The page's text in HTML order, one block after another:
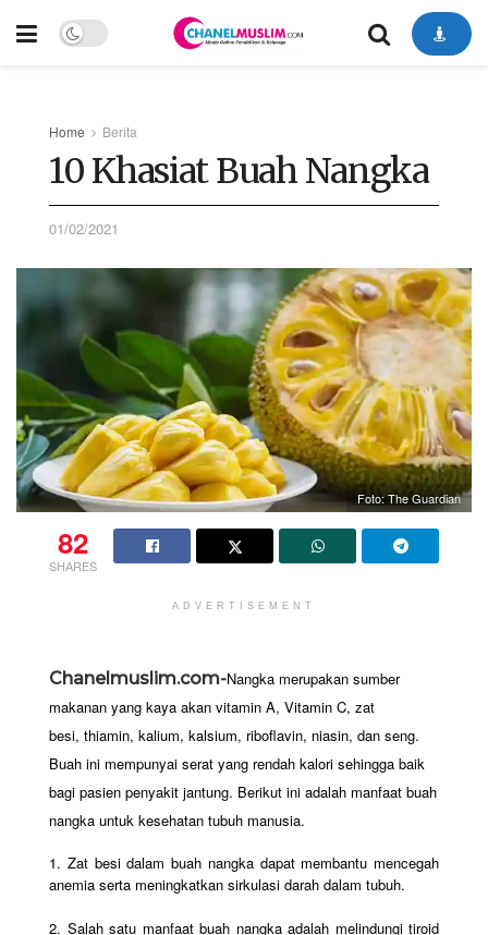
Home Berita
10 Khasiat Buah Nangka
01/02/2021
Foto: The Guardian
82
SHARES
ADVERTISEMENT
Chanelmuslim.com-Nangka merupakan sumber
makanan yang kaya akan vitamin A, Vitamin C, zat
besi, thiamin, kalium, kalsium, riboflavin, niasin, dan seng.
Buah ini mempunyai serat yang rendah kalori sehingga baik
bagi pasien penyakit jantung. Berikut ini adalah manfaat buah
nangka untuk kesehatan tubuh manusia.
1. Zat besi dalam buah nangka dapat membantu mencegah
anemia serta meningkatkan sirkulasi darah dalam tubuh.
2. Salah satu manfaat buah nangka adalah melindungi tiroid